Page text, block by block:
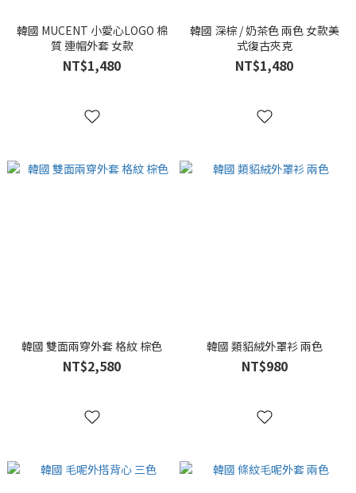
韓國 MUCENT 小愛心LOGO 棉
質 連帽外套 女款
NT$1,480
韓國 深棕 / 奶茶色 兩色 女款美
式復古夾克
NT$1,480
韓國 雙面兩穿外套 格紋 棕色
NT$2,580
韓國 類貂絨外罩衫 兩色
NT$980